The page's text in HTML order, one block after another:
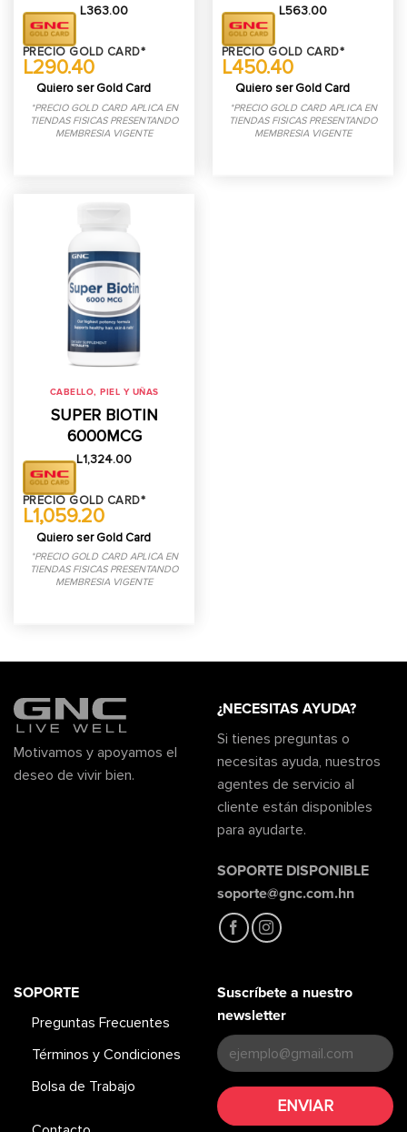
L363.00
PRECIO GOLD CARD*
L290.40
Quiero ser Gold Card
*PRECIO GOLD CARD APLICA EN
TIENDAS FISICAS PRESENTANDO
MEMBRESIA VIGENTE
L563.00
PRECIO GOLD CARD*
L450.40
Quiero ser Gold Card
*PRECIO GOLD CARD APLICA EN
TIENDAS FISICAS PRESENTANDO
MEMBRESIA VIGENTE
CABELLO, PIEL Y UÑAS
SUPER BIOTIN
6000MCG
L1,324.00
PRECIO GOLD CARD*
L1,059.20
Quiero ser Gold Card
*PRECIO GOLD CARD APLICA EN
TIENDAS FISICAS PRESENTANDO
MEMBRESIA VIGENTE
Motivamos y apoyamos el
deseo de vivir bien.
¿NECESITAS AYUDA?
Si tienes preguntas o
necesitas ayuda, nuestros
agentes de servicio al
cliente están disponibles
para ayudarte.
SOPORTE DISPONIBLE
soporte@gnc.com.hn
SOPORTE
Preguntas Frecuentes
Términos y Condiciones
Bolsa de Trabajo
Suscríbete a nuestro
newsletter